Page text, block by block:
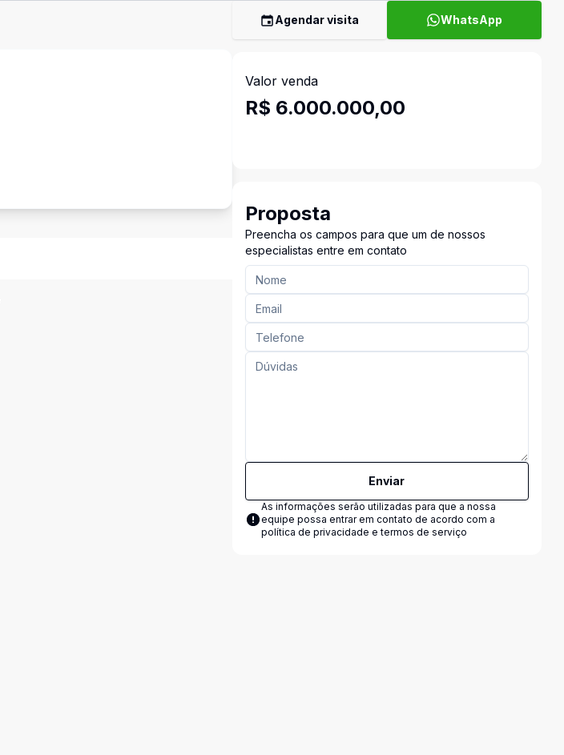
Agendar visita WhatsApp
Valor venda
R$ 6.000.000,00
Proposta
Preencha os campos para que um de nossos
especialistas entre em contato
Enviar
As informações serão utilizadas para que a nossa
equipe possa entrar em contato de acordo com a
política de privacidade e termos de serviço